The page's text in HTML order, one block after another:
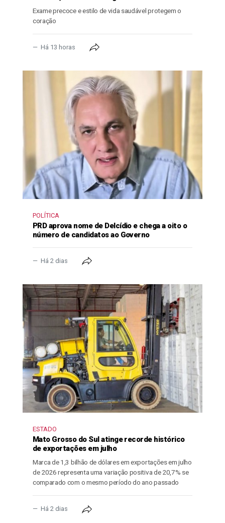
Exame precoce e estilo de vida saudável protegem o
coração
Há 13 horas
POLÍTICA
PRD aprova nome de Delcídio e chega a oito o
número de candidatos ao Governo
Há 2 dias
ESTADO
Mato Grosso do Sul atinge recorde histórico
de exportações em julho
Marca de 1,3 bilhão de dólares em exportações em julho
de 2026 representa uma variação positiva de 20,7% se
comparado com o mesmo período do ano passado
Há 2 dias